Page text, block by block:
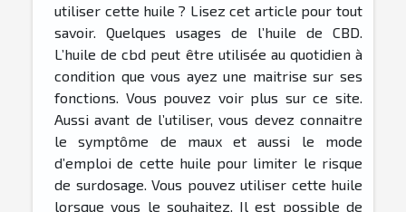
utiliser cette huile ? Lisez cet article pour tout
savoir. Quelques usages de l’huile de CBD.
L’huile de cbd peut être utilisée au quotidien à
condition que vous ayez une maitrise sur ses
fonctions. Vous pouvez voir plus sur ce site.
Aussi avant de l’utiliser, vous devez connaitre
le symptôme de maux et aussi le mode
d’emploi de cette huile pour limiter le risque
de surdosage. Vous pouvez utiliser cette huile
lorsque vous le souhaitez. Il est possible de